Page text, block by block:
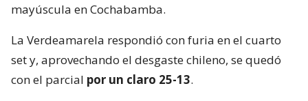
mayúscula en Cochabamba.
La Verdeamarela respondió con furia en el cuarto
set y, aprovechando el desgaste chileno, se quedó
con el parcial por un claro 25-13.